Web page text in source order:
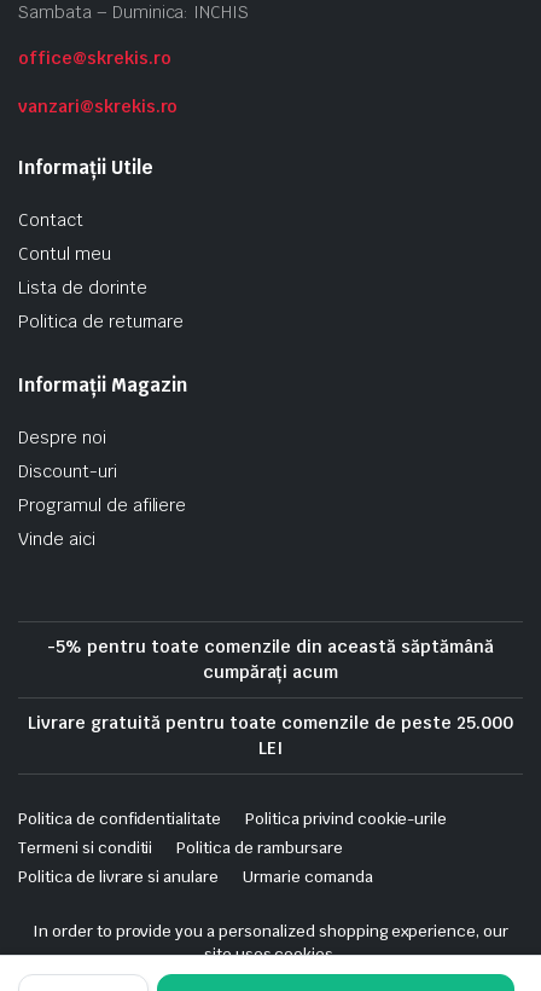
CONTACTOR
Sambata – Duminica: INCHIS
office@skrekis.ro
vanzari@skrekis.ro
Informații Utile
Contact
Contul meu
Lista de dorinte
Politica de returnare
Informații Magazin
Despre noi
Discount-uri
Programul de afiliere
Vinde aici
-5% pentru toate comenzile din această săptămână
cumpărați acum
Livrare gratuită pentru toate comenzile de peste 25.000
LEI
Politica de confidentialitate
Politica privind cookie-urile
Termeni si conditii
Politica de rambursare
Politica de livrare si anulare
Urmarie comanda
Copyright 2025 © Skrekis. All right reserved. Powered by iTistul.ro.
In order to provide you a personalized shopping experience, our
site uses cookies.
cookie policy.